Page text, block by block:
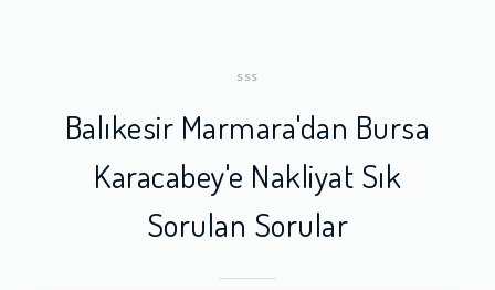
SSS
Balıkesir Marmara'dan Bursa
Karacabey'e Nakliyat Sık
Sorulan Sorular